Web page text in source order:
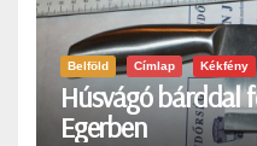
Belföld Címlap Kékfény
Húsvágó bárddal
Egerben